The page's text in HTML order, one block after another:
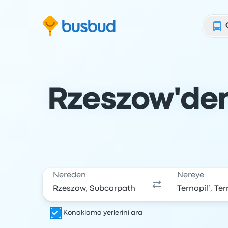
Nereden Nereye
Konaklama yerlerini ara